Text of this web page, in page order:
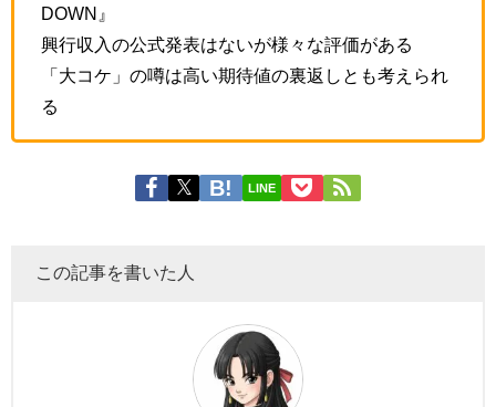
DOWN』
興行収入の公式発表はないが様々な評価がある
「大コケ」の噂は高い期待値の裏返しとも考えられ
る
LINE
この記事を書いた人